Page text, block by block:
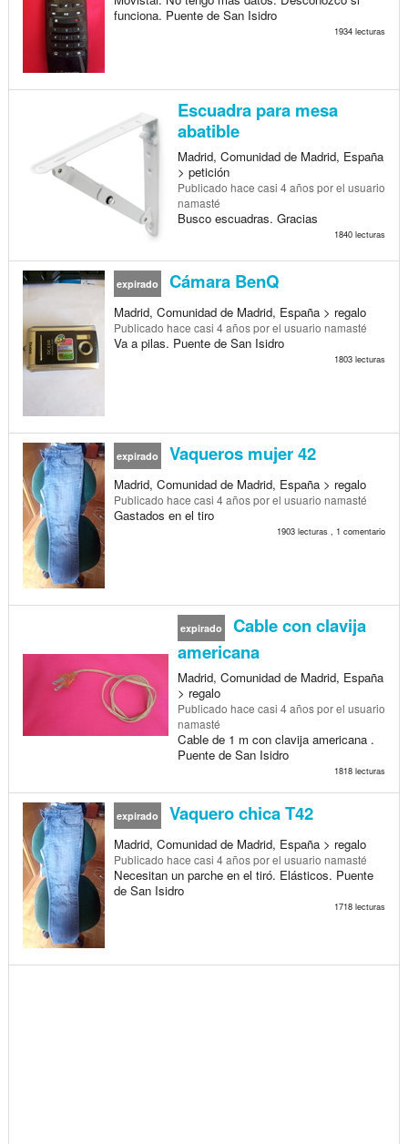
funciona. Puente de San Isidro
1934 lecturas
Escuadra para mesa
abatible
Madrid, Comunidad de Madrid, España
> petición
Publicado hace casi 4 añospor el usuario
namasté
Busco escuadras. Gracias
1840 lecturas
expirado Cámara BenQ
Madrid, Comunidad de Madrid, España > regalo
Publicado hace casi 4 añospor el usuario namasté
Va a pilas. Puente de San Isidro
1803 lecturas
expirado Vaqueros mujer 42
Madrid, Comunidad de Madrid, España > regalo
Publicado hace casi 4 añospor el usuario namasté
Gastados en el tiro
1903 lecturas , 1 comentario
expirado
Cable con clavija
americana
Madrid, Comunidad de Madrid, España
> regalo
Publicado hace casi 4 añospor el usuario
namasté
Cable de 1 m con clavija americana .
Puente de San Isidro
1818 lecturas
expirado Vaquero chica T42
Madrid, Comunidad de Madrid, España > regalo
Publicado hace casi 4 añospor el usuario namasté
Necesitan un parche en el tiró. Elásticos. Puente
de San Isidro
1718 lecturas